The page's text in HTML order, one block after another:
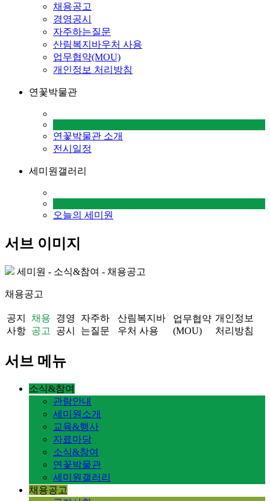
채용공고
경영공시
자주하는질문
산림복지바우처 사용
업무협약(MOU)
개인정보 처리방침
연꽃박물관
연꽃박물관 소개
전시일정
세미원갤러리
오늘의 세미원
서브 이미지
세미원 - 소식&참여 - 채용공고
채용공고
공지
사항
채용
공고
경영
공시
자주하
는질문
산림복지바
우처 사용
업무협약
(MOU)
개인정보
처리방침
서브 메뉴
소식&참여
관람안내
세미원소개
교육&행사
자료마당
소식&참여
연꽃박물관
세미원갤러리
채용공고